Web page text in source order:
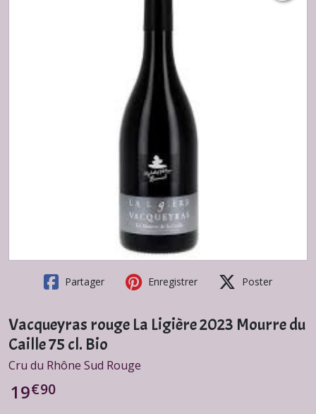
Partager Enregistrer Poster
Vacqueyras rouge La Ligière 2023 Mourre du
Caille 75 cl. Bio
Cru du Rhône Sud Rouge
19€90